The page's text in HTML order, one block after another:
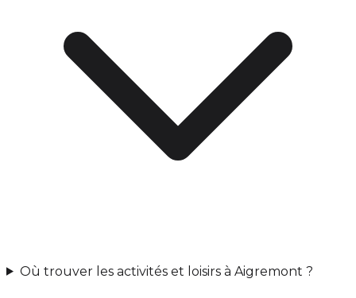
Où trouver les activités et loisirs à Aigremont ?